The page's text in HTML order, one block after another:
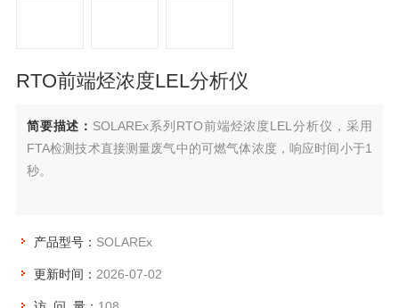
RTO前端烃浓度LEL分析仪
简要描述： SOLAREx系列RTO前端烃浓度LEL分析仪，采用
FTA检测技术直接测量废气中的可燃气体浓度，响应时间小于1
秒。
产品型号： SOLAREx
更新时间： 2026-07-02